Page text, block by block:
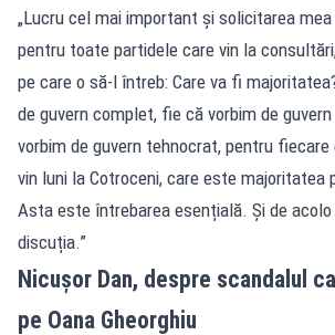
„Lucru cel mai important și solicitarea
pentru toate partidele care vin la
pe care o să-l întreb: Care va fi
de guvern complet, fie că vorbim de
vorbim de guvern tehnocrat, pentru
vin luni la Cotroceni, care este majoritatea
Asta este întrebarea esențială. Și de
discuția.”
Nicușor Dan, despre scandalul
pe Oana Gheorghiu